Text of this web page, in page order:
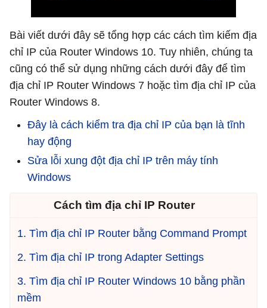
Bài viết dưới đây sẽ tổng hợp các cách tìm kiếm địa
chỉ IP của Router Windows 10. Tuy nhiên, chúng ta
cũng có thể sử dụng những cách dưới đây để tìm
địa chỉ IP Router Windows 7 hoặc tìm địa chỉ IP của
Router Windows 8.
Đây là cách kiểm tra địa chỉ IP của bạn là tĩnh
hay động
Sửa lỗi xung đột địa chỉ IP trên máy tính
Windows
Cách tìm địa chỉ IP Router
1. Tìm địa chỉ IP Router bằng Command Prompt
2. Tìm địa chỉ IP trong Adapter Settings
3. Tìm địa chỉ IP Router Windows 10 bằng phần
mềm